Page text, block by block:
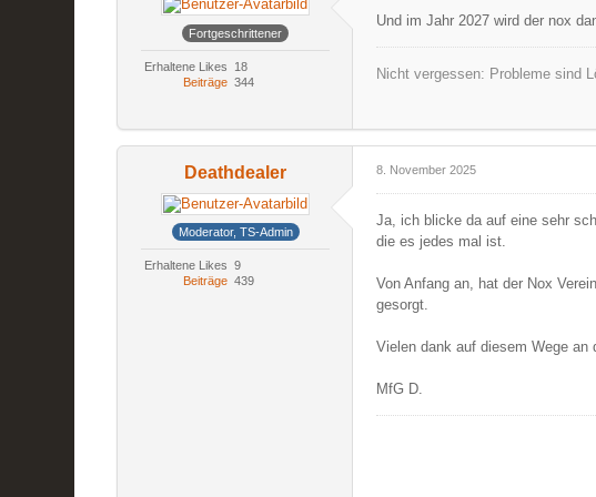
Fortgeschrittener
Erhaltene Likes
18
Beiträge 344
Und im Jahr 2027 wird der nox
Nicht vergessen: Probleme sind
Deathdealer
Moderator, TS-Admin
Erhaltene Likes 9
Beiträge 439
8. November 2025
Ja, ich blicke da auf eine sehr
die es jedes mal ist.
Von Anfang an, hat der Nox
gesorgt.
Vielen dank auf diesem Wege an
MfG D.